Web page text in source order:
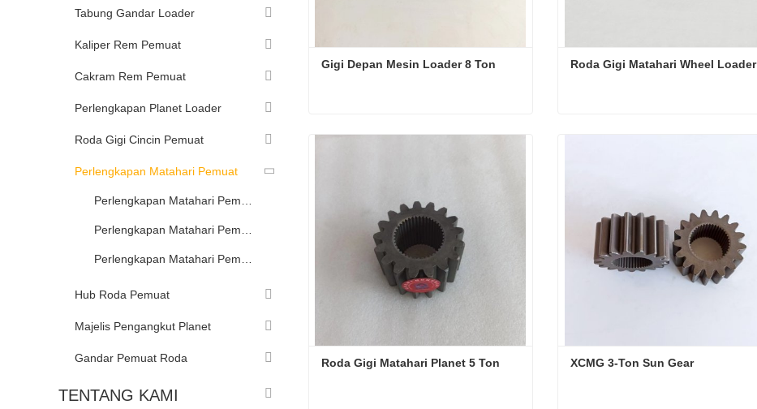
Tabung Gandar Loader
Kaliper Rem Pemuat
Cakram Rem Pemuat
Perlengkapan Planet Loader
Roda Gigi Cincin Pemuat
Perlengkapan Matahari Pemuat
Hub Roda Pemuat
Majelis Pengangkut Planet
Gandar Pemuat Roda
TENTANG KAMI
Gigi Depan Mesin Loader 8 Ton
Gigi Depan Mesin Loader 8 Ton
Roda Gigi Matahari Wheel Loader
Roda Gigi Matahari Planet 5 Ton XCMG 3-Ton Sun Gear